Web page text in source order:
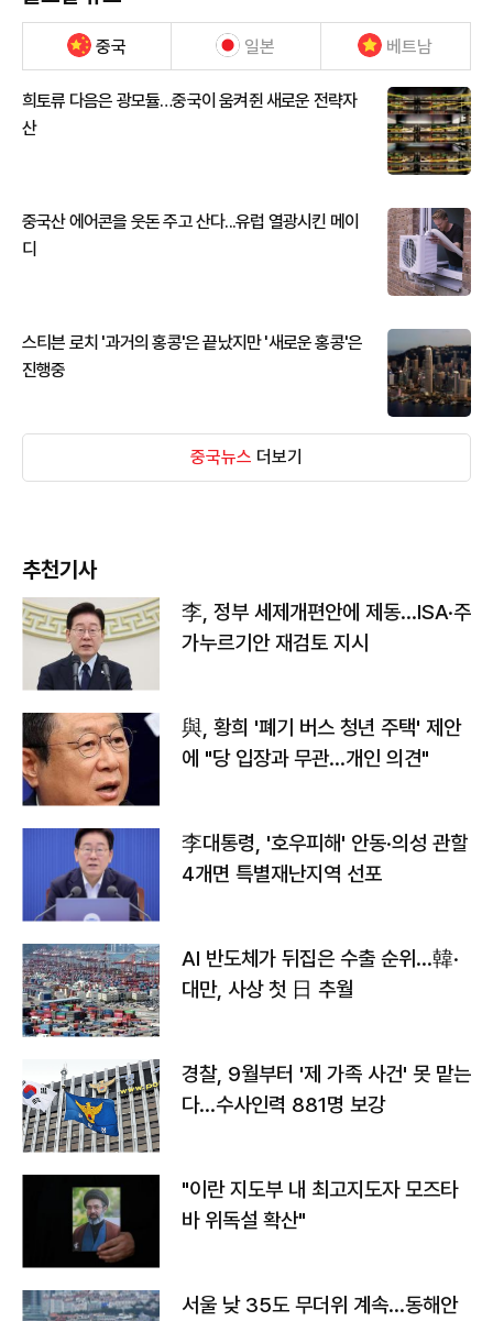
중국 일본 베트남
희토류 다음은 광모듈…중국이 움켜쥔 새로운 전략자
산
중국산 에어콘을 웃돈 주고 산다...유럽 열광시킨 메이
디
스티븐 로치 '과거의 홍콩'은 끝났지만 '새로운 홍콩'은
진행중
중국뉴스 더보기
추천기사
李, 정부 세제개편안에 제동…ISA·주
가누르기안 재검토 지시
與, 황희 '폐기 버스 청년 주택' 제안
에 "당 입장과 무관…개인 의견"
李대통령, '호우피해' 안동·의성 관할
4개면 특별재난지역 선포
AI 반도체가 뒤집은 수출 순위…韓·
대만, 사상 첫 日 추월
경찰, 9월부터 '제 가족 사건' 못 맡는
다…수사인력 881명 보강
"이란 지도부 내 최고지도자 모즈타
바 위독설 확산"
서울 낮 35도 무더위 계속…동해안